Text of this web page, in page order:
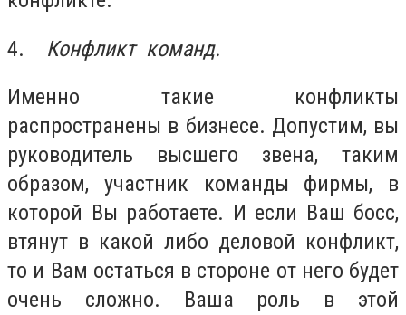
4. Конфликт команд.
Именно такие конфликты
распространены в бизнесе. Допустим, вы
руководитель высшего звена, таким
образом, участник команды фирмы, в
которой Вы работаете. И если Ваш босс,
втянут в какой либо деловой конфликт,
то и Вам остаться в стороне от него будет
очень сложно. Ваша роль в этой